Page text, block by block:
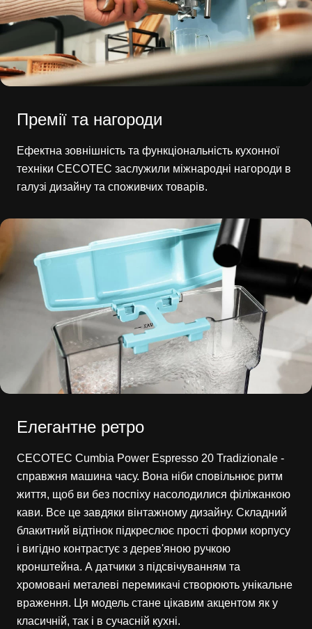
Премії та нагороди
Ефектна зовнішність та функціональність кухонної
техніки CECOTEC заслужили міжнародні нагороди в
галузі дизайну та споживчих товарів.
Елегантне ретро
CECOTEC Cumbia Power Espresso 20 Tradizionale -
справжня машина часу. Вона ніби сповільнює ритм
життя, щоб ви без поспіху насолодилися філіжанкою
кави. Все це завдяки вінтажному дизайну. Складний
блакитний відтінок підкреслює прості форми корпусу
і вигідно контрастує з дерев'яною ручкою
кронштейна. А датчики з підсвічуванням та
хромовані металеві перемикачі створюють унікальне
враження. Ця модель стане цікавим акцентом як у
класичній, так і в сучасній кухні.